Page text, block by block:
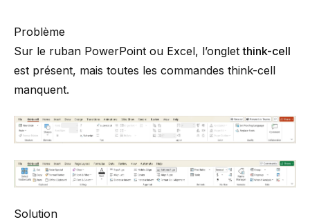
Problème
Sur le ruban PowerPoint ou Excel, l’ongletthink-cell
est présent, mais toutes les commandes think-cell
manquent.
Solution